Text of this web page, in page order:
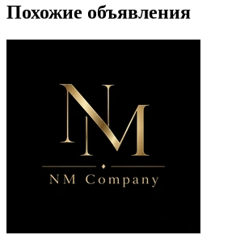
Похожие объявления